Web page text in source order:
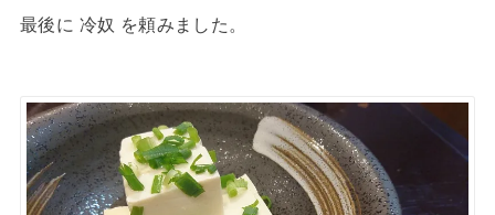
最後に 冷奴 を頼みました。